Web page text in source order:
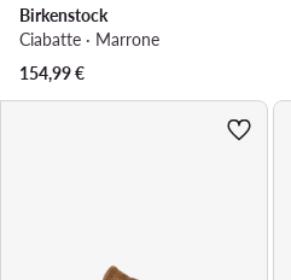
Birkenstock
Ciabatte · Marrone
154,99€